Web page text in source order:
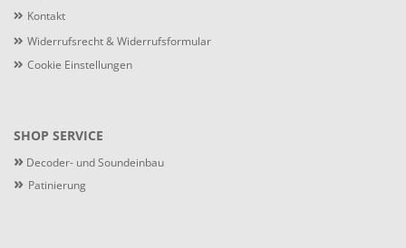
Kontakt
Widerrufsrecht & Widerrufsformular
Cookie Einstellungen
SHOP SERVICE
» Decoder- und Soundeinbau
» Patinierung